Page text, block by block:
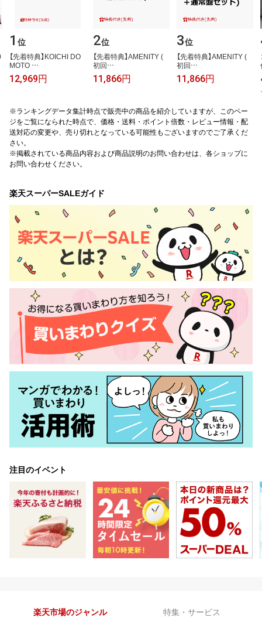
1 位
【​先​着​特​典​】​K​O​I​C​H​I​ ​D​O​
M​O​T​O​ ​…
12,969円
2位
【​先​着​特​典​】​A​M​E​N​I​T​Y​ ​(​
初​回​…
11,866円
3位
【​先​着​特​典​】​A​M​E​N​I​T​Y​ ​(​
初​回​…
11,866円
※ランキングデータ集計時点で販売中の商品を紹介していますが、このペー
ジをご覧になられた時点で、価格・送料・ポイント倍数・レビュー情報・配
送対応の変更や、売り切れとなっている可能性もございますのでご了承くだ
さい。
※掲載されている商品内容および商品説明のお問い合わせは、各ショップに
お問い合わせください。
楽天スーパーSALEガイド
注目のイベント
楽天市場のジャンル 特集・サービス